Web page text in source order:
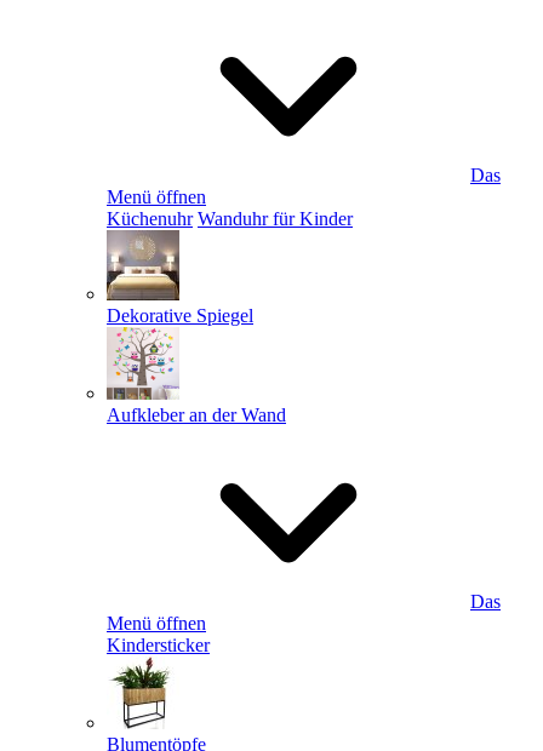
Das
Menü öffnen
Küchenuhr Wanduhr für Kinder
Dekorative Spiegel
Aufkleber an der Wand
Das
Menü öffnen
Kindersticker
Blumentöpfe